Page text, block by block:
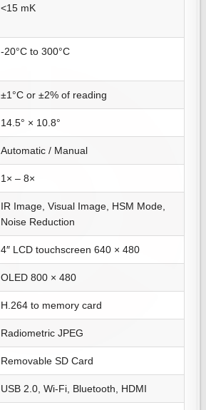
<15 mK
-20°C to 300°C
±1°C or ±2% of reading
14.5° × 10.8°
Automatic / Manual
1× – 8×
IR Image, Visual Image, HSM Mode,
Noise Reduction
4″ LCD touchscreen 640 × 480
OLED 800 × 480
H.264 to memory card
Radiometric JPEG
Removable SD Card
USB 2.0, Wi-Fi, Bluetooth, HDMI